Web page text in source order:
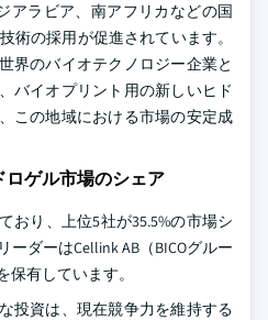
アラビア、南アフリカなどの国
術の採用が促進されています。
界のバイオテクノロジー企業と
バイオプリント用の新しいヒド
この地域における市場の安定成
ロゲル市場のシェア
おり、上位5社が35.5%の市場シ
ダーはCellink AB（BICOグルー
保有しています。
投資は、現在競争力を維持する